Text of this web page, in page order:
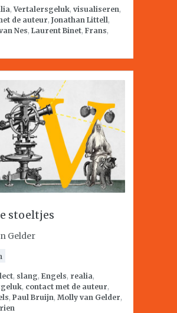
,Vertalersgeluk, visualiseren,
de auteur, Jonathan Littell,
Nes, Laurent Binet, Frans,
stoeltjes
Gelder
, slang, Engels, realia,
, contact met de auteur,
, Paul Bruijn, Molly van Gelder,